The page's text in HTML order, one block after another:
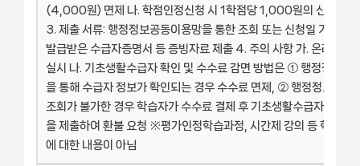
(4,000원) 면제 나. 학점인정신청 시 1학점당 1,000원의 신청 수
3. 제출 서류: 행정정보공동이용망을 통한 조회 또는 신청일 기준 1
발급받은 수급자증명서 등 증빙자료 제출 4. 주의 사항 가. 온라인으
실시 나. 기초생활수급자 확인 및 수수료 감면 방법은 ① 행정정보공
을 통해 수급자 정보가 확인되는 경우 수수료 면제, ② 행정정보공동
조회가 불가한 경우 학습자가 수수료 결제 후 기초생활수급자증명서
을 제출하여 환불 요청 ※평가인정학습과정, 시간제 강의 등 학습비(
에 대한 내용이 아님